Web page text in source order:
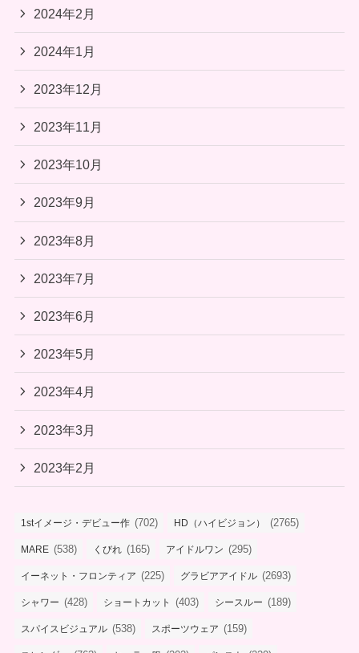
2024年2月
2024年1月
2023年12月
2023年11月
2023年10月
2023年9月
2023年8月
2023年7月
2023年6月
2023年5月
2023年4月
2023年3月
2023年2月
1stイメージ・デビュー作 (702) HD（ハイビジョン） (2765)
MARE (538) くびれ (165) アイドルワン (295)
イーネット・フロンティア (225) グラビアアイドル (2693)
シャワー (428) ショートカット (403) シースルー (189)
スパイスビジュアル (538) スポーツウェア (159)